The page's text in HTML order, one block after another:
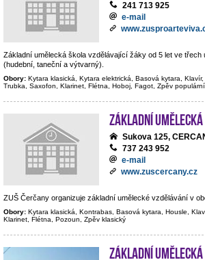
241 713 925
e-mail
Základní umělecká škola vzdělávající žáky od 5 let ve třech
(hudební, taneční a výtvarný).
Obory: Kytara klasická, Kytara elektrická, Basová kytara, Klavír,
Trubka, Saxofon, Klarinet, Flétna, Hoboj, Fagot, Zpěv populární
Základní
Sukova 125,
737 243 952
e-mail
www.zuscercany.cz
ZUŠ Čerčany organizuje základní umělecké vzdělávání v
Obory: Kytara klasická, Kontrabas, Basová kytara, Housle,
Klarinet, Flétna, Pozoun, Zpěv klasický
Základní